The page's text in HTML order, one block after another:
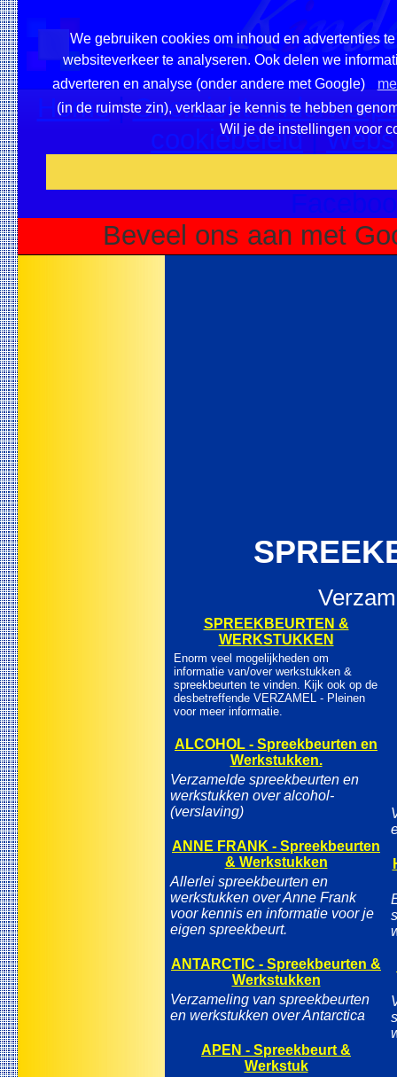
We gebruiken cookies om inhoud en advertenties
websiteverkeer te analyseren. Ook delen we
adverteren en analyse (onder andere met Google)
(in de ruimste zin), verklaar je kennis te hebben
Wil je de instellingen voor
Home|Overzicht
cookiebeleid|
Beveel ons aan met
SPREEKBEURTEN &
WERKSTUKKEN
Enorm veel mogelijkheden om
informatie van/over werkstukken &
spreekbeurten te vinden. Kijk ook op de
desbetreffende VERZAMEL - Pleinen
voor meer informatie.
ALCOHOL - Spreekbeurten en
Werkstukken.
Verzamelde spreekbeurten en
werkstukken over alcohol-
(verslaving)
ANNE FRANK - Spreekbeurten
& Werkstukken
Allerlei spreekbeurten en
werkstukken over Anne Frank
voor kennis en informatie voor je
eigen spreekbeurt.
ANTARCTIC - Spreekbeurten &
Werkstukken
Verzameling van spreekbeurten
en werkstukken over Antarctica
APEN - Spreekbeurt &
Werkstuk